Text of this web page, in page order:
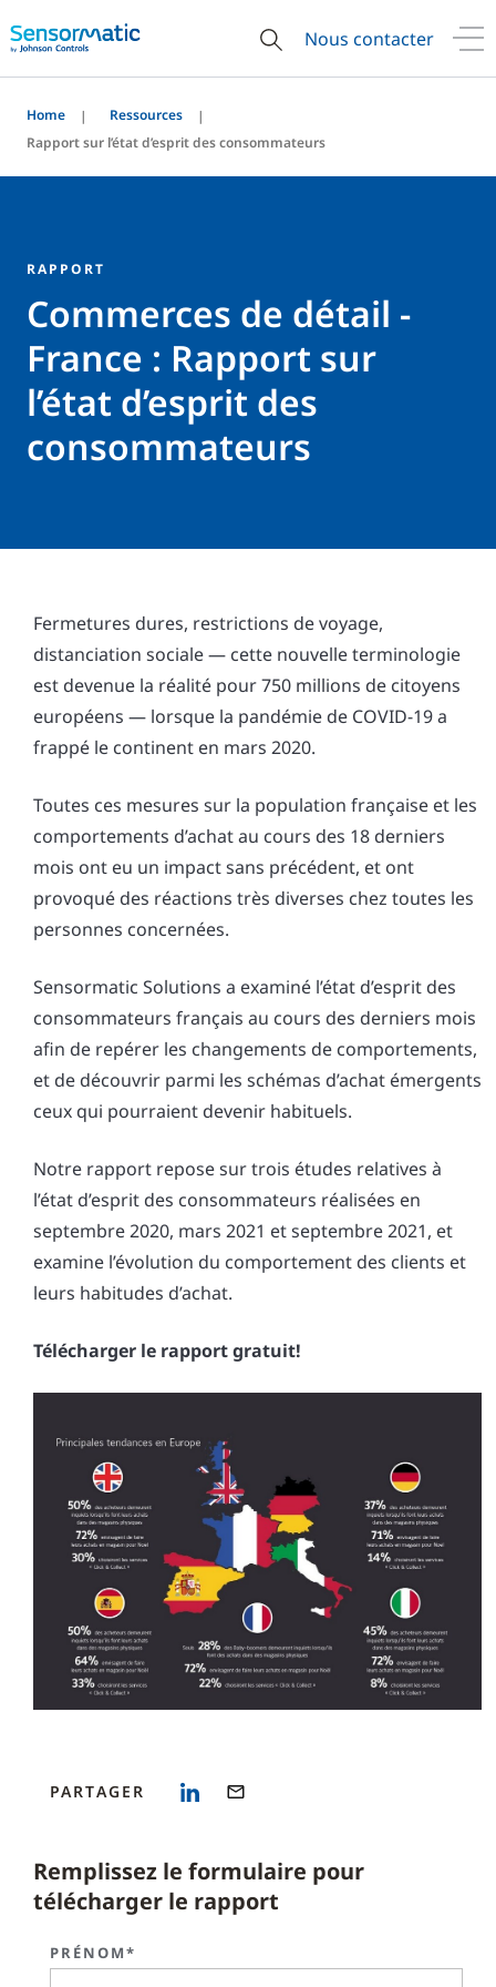
Nous contacter
Home
Ressources
Rapport sur l’état d’esprit des consommateurs
RAPPORT
Commerces de détail -
France : Rapport sur
l’état d’esprit des
consommateurs
Fermetures dures, restrictions de voyage,
distanciation sociale — cette nouvelle terminologie
est devenue la réalité pour 750 millions de citoyens
européens — lorsque la pandémie de COVID-19 a
frappé le continent en mars 2020.
Toutes ces mesures sur la population française et les
comportements d’achat au cours des 18 derniers
mois ont eu un impact sans précédent, et ont
provoqué des réactions très diverses chez toutes les
personnes concernées.
Sensormatic Solutions a examiné l’état d’esprit des
consommateurs français au cours des derniers mois
afin de repérer les changements de comportements,
et de découvrir parmi les schémas d’achat émergents
ceux qui pourraient devenir habituels.
Notre rapport repose sur trois études relatives à
l’état d’esprit des consommateurs réalisées en
septembre 2020, mars 2021 et septembre 2021, et
examine l’évolution du comportement des clients et
leurs habitudes d’achat.
Télécharger le rapport gratuit!
PARTAGER
Remplissez le formulaire pour
télécharger le rapport
PRÉNOM*